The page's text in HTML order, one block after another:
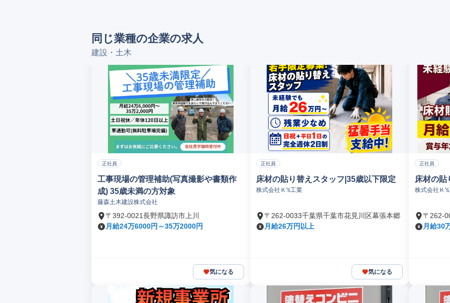
同じ業種の企業の求人
建設・土木
正社員
工事現場の管理補助(写真撮影や書類作
成) 35歳未満の方対象
藤森土木建設株式会社
〒392-0021長野県諏訪市上川
月給24万6000円～35万2000円
気になる
正社員
床材の貼り替えスタッフ|35歳以下限定
株式会社Ｋ's工業
〒262-0033千葉県千葉市花見川区幕張本郷
月給26万円以上
気になる
正社員
床材の貼
株式会社Ｋ
〒262-
月給30